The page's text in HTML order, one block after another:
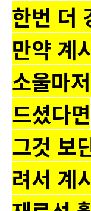
한번 더
만약 계
소울마
드셨다면
그것 보
려서 계